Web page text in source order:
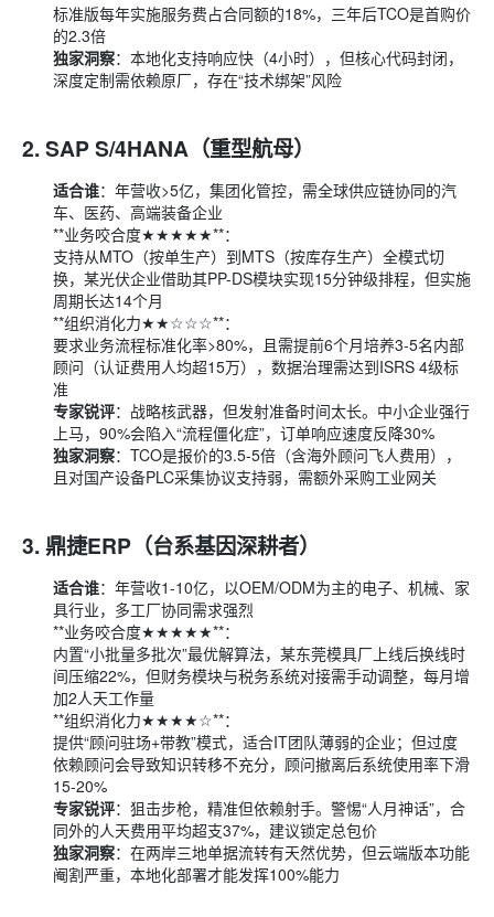
标准版每年实施服务费占合同额的18%，三年后TCO是首购价
的2.3倍
独家洞察：本地化支持响应快（4小时），但核心代码封闭，
深度定制需依赖原厂，存在“技术绑架”风险
2.SAP S/4HANA（重型航母）
适合谁：年营收>5亿，集团化管控，需全球供应链协同的汽
车、医药、高端装备企业
**业务咬合度★★★★★**：
支持从MTO（按单生产）到MTS（按库存生产）全模式切
换，某光伏企业借助其PP-DS模块实现15分钟级排程，但实施
周期长达14个月
**组织消化力★★☆☆☆**：
要求业务流程标准化率>80%，且需提前6个月培养3-5名内部
顾问（认证费用人均超15万），数据治理需达到ISRS 4级标
准
专家锐评：战略核武器，但发射准备时间太长。中小企业强行
上马，90%会陷入“流程僵化症”，订单响应速度反降30%
独家洞察：TCO是报价的3.5-5倍（含海外顾问飞人费用），
且对国产设备PLC采集协议支持弱，需额外采购工业网关
3.鼎捷ERP（台系基因深耕者）
适合谁：年营收1-10亿，以OEM/ODM为主的电子、机械、家
具行业，多工厂协同需求强烈
**业务咬合度★★★★★**：
内置“小批量多批次”最优解算法，某东莞模具厂上线后换线时
间压缩22%，但财务模块与税务系统对接需手动调整，每月增
加2人天工作量
**组织消化力★★★★☆**：
提供“顾问驻场+带教”模式，适合IT团队薄弱的企业；但过度
依赖顾问会导致知识转移不充分，顾问撤离后系统使用率下滑
15-20%
专家锐评：狙击步枪，精准但依赖射手。警惕“人月神话”，合
同外的人天费用平均超支37%，建议锁定总包价
独家洞察：在两岸三地单据流转有天然优势，但云端版本功能
阉割严重，本地化部署才能发挥100%能力